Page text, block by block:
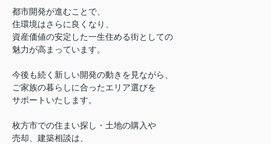
都市開発が進むことで、
住環境はさらに良くなり、
資産価値の安定した一生住める街としての
魅力が高まっています。
今後も続く新しい開発の動きを見ながら、
ご家族の暮らしに合ったエリア選びを
サポートいたします。
枚方市での住まい探し・土地の購入や
売却、建築相談は、